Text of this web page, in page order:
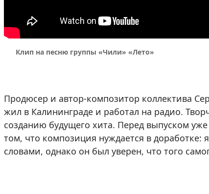
Клип на песню группы «Чили» «Лето»
Продюсер и автор-композитор коллектива
жил в Калининграде и работал на радио.
созданию будущего хита. Перед выпуском
том, что композиция нуждается в
словами, однако он был уверен, что того